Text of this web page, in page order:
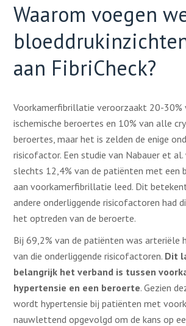
Waarom voegen
aan FibriCheck?
Voorkamerfibrillatie veroorzaakt 20-30%
ischemische beroertes en 10% van alle
beroertes, maar het is zelden de enige
risicofactor. Een studie van Nabauer et
slechts 12,4% van de patiënten met een
aan voorkamerfibrillatie leed. Dit
andere onderliggende risicofactoren had
het optreden van de beroerte.
Bij 69,2% van de patiënten was arteriële
van die onderliggende risicofactoren. Dit
belangrijk het verband is tussen
hypertensie en een beroerte. Gezien
wordt hypertensie bij patiënten met
nauwlettend opgevolgd om de kans op